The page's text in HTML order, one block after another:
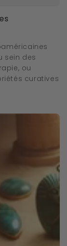
sein des
ou
curatives